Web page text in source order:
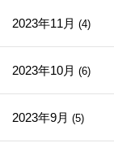
2023年11月 (4)
2023年10月 (6)
2023年9月 (5)